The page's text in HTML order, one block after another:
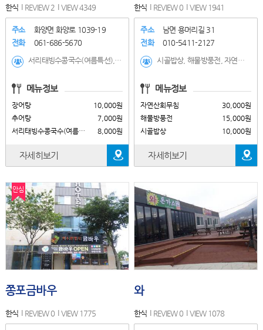
한식 REVIEW 2 VIEW 4349
주소
화양면 화양로 1039-19
전화
061-686-5670
서리태빙수콩국수(여름특선), 추어탕, 장어탕, 양념장어, 집밥 백반
메뉴정보
장어탕
10,000원
추어탕
7,000원
서리태빙수콩국수(여름특선)
8,000원
자세히보기
한식 REVIEW 0 VIEW 1941
주소
남면 용머리길 31
전화
010-5411-2127
시골밥상, 해물방풍전, 자연산회무침, 자연산장어구이, 금오도돌문어
메뉴정보
자연산회무침
30,000원
해물방풍전
15,000원
시골밥상
10,000원
자세히보기
안심
쫑포금바우
한식 REVIEW 0 VIEW 1775
와
한식 REVIEW 0 VIEW 1078